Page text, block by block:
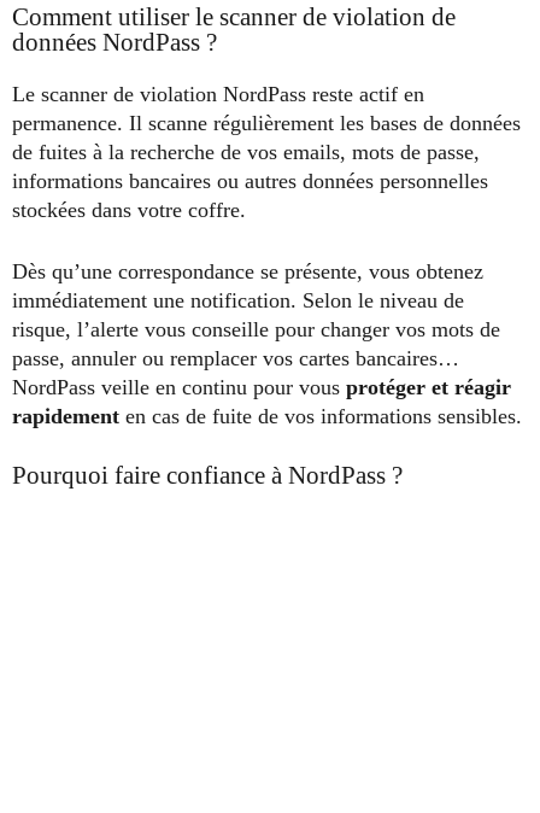
Comment utiliser le scanner de violation de
données NordPass ?
Le scanner de violation NordPass reste actif en
permanence. Il scanne régulièrement les bases de données
de fuites à la recherche de vos emails, mots de passe,
informations bancaires ou autres données personnelles
stockées dans votre coffre.
Dès qu’une correspondance se présente, vous obtenez
immédiatement une notification. Selon le niveau de
risque, l’alerte vous conseille pour changer vos mots de
passe, annuler ou remplacer vos cartes bancaires…
NordPass veille en continu pour vous protéger et réagir
rapidement en cas de fuite de vos informations sensibles.
Pourquoi faire confiance à NordPass ?